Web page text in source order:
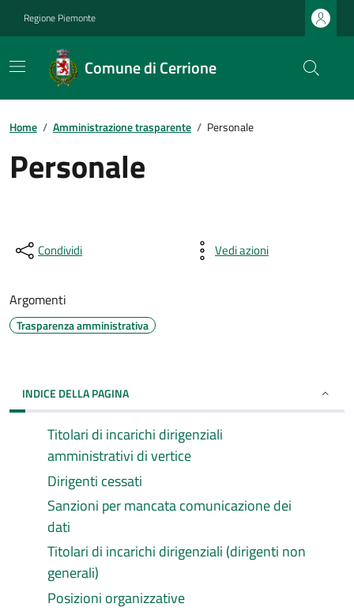
Regione Piemonte
Comune di Cerrione
Home / Amministrazione trasparente / Personale
Personale
Condividi Vedi azioni
Argomenti
Trasparenza amministrativa
INDICE DELLA PAGINA
Titolari di incarichi dirigenziali
amministrativi di vertice
Dirigenti cessati
Sanzioni per mancata comunicazione dei
dati
Titolari di incarichi dirigenziali (dirigenti non
generali)
Posizioni organizzative